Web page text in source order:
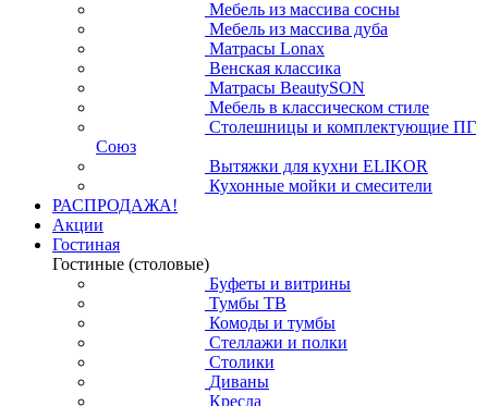
Мебель из массива сосны
Мебель из массива дуба
Матрасы Lonax
Венская классика
Матрасы BeautySON
Мебель в классическом стиле
Столешницы и комплектующие ПГ
Союз
Вытяжки для кухни ELIKOR
Кухонные мойки и смесители
РАСПРОДАЖА!
Акции
Гостиная
Гостиные (столовые)
Буфеты и витрины
Тумбы ТВ
Комоды и тумбы
Стеллажи и полки
Столики
Диваны
Кресла